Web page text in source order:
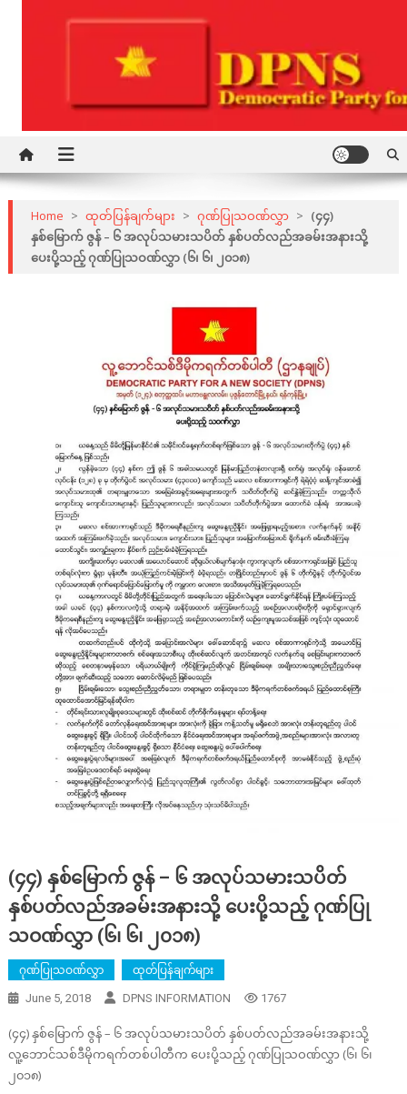
DPNS
Home > ထုတ်ပြန်ချက်များ > ဂုဏ်ပြုသဝဏ်လွှာ > (၄၄)
နှစ်မြောက် ဇွန် – ၆ အလုပ်သမားသပိတ် နှစ်ပတ်လည်အခမ်းအနားသို့
ပေးပို့သည့် ဂုဏ်ပြုသဝဏ်လွှာ (၆၊ ၆၊ ၂၀၁၈)
(၄၄) နှစ်မြောက် ဇွန် – ၆ အလုပ်သမားသပိတ်
နှစ်ပတ်လည်အခမ်းအနားသို့ ပေးပို့သည့် ဂုဏ်ပြု
သဝဏ်လွှာ (၆၊ ၆၊ ၂၀၁၈)
ဂုဏ်ပြုသဝဏ်လွှာ ထုတ်ပြန်ချက်များ
June 5, 2018 DPNS INFORMATION 1767
(၄၄) နှစ်မြောက် ဇွန် – ၆ အလုပ်သမားသပိတ် နှစ်ပတ်လည်အခမ်းအနားသို့
လူ့ဘောင်သစ်ဒီမိုကရက်တစ်ပါတီက ပေးပို့သည့် ဂုဏ်ပြုသဝဏ်လွှာ (၆၊ ၆၊
၂၀၁၈)